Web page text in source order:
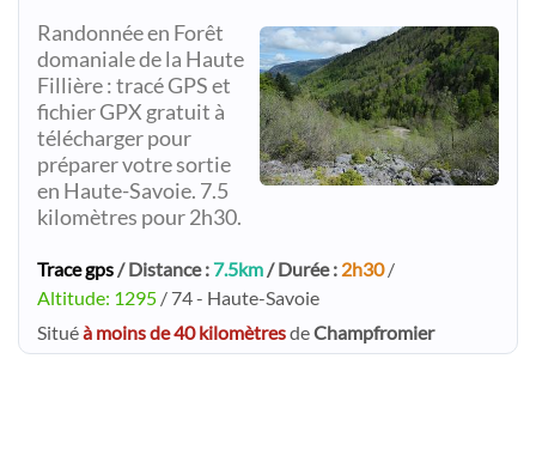
Randonnée en Forêt
domaniale de la Haute
Fillière : tracé GPS et
fichier GPX gratuit à
télécharger pour
préparer votre sortie
en Haute-Savoie. 7.5
kilomètres pour 2h30.
Trace gps / Distance : 7.5km / Durée : 2h30/
Altitude: 1295 / 74 - Haute-Savoie
Situéà moins de 40 kilomètresdeChampfromier